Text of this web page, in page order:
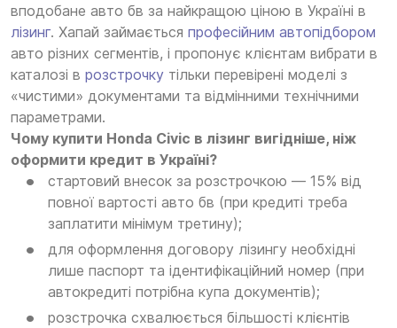
вподобане авто бв за найкращою ціною в Україні в
лізинг. Хапай займається професійним автопідбором
авто різних сегментів, і пропонує клієнтам вибрати в
каталозі в розстрочку тільки перевірені моделі з
«чистими» документами та відмінними технічними
параметрами.
Чому купити Honda Civic в лізинг вигідніше, ніж
оформити кредит в Україні?
стартовий внесок за розстрочкою — 15% від
повної вартості авто бв (при кредиті треба
заплатити мінімум третину);
для оформлення договору лізингу необхідні
лише паспорт та ідентифікаційний номер (при
автокредиті потрібна купа документів);
розстрочка схвалюється більшості клієнтів